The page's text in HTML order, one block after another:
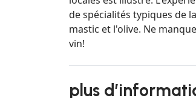
de spécialités typiques de
mastic et l'olive. Ne
vin!
plus